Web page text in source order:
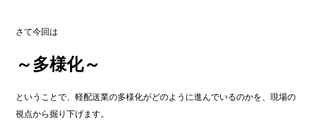
さて今回は
～多様化～
ということで、軽配送業の多様化がどのように進んでいるのかを、現場の
視点から掘り下げます。